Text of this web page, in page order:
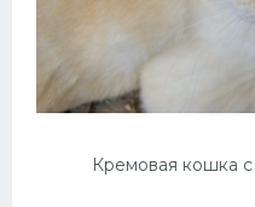
Кремовая кошка